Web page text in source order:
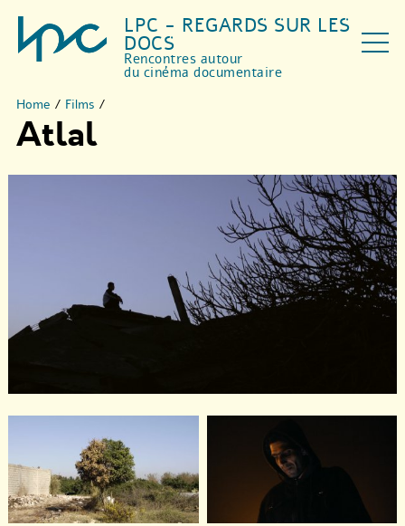
LPC - REGARDS SUR LES
DOCS
Rencontres autour
du cinéma documentaire
Home / Films /
Atlal